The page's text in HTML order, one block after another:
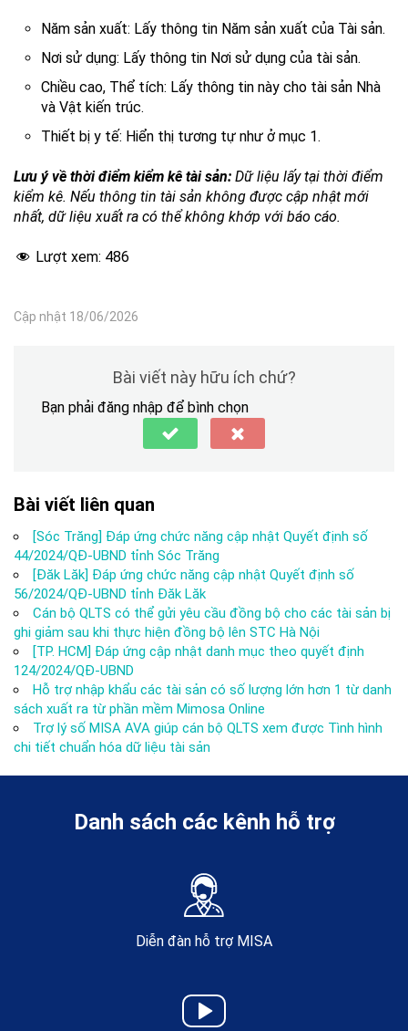
Năm sản xuất: Lấy thông tin Năm sản xuất của Tài sản.
Nơi sử dụng: Lấy thông tin Nơi sử dụng của tài sản.
Chiều cao, Thể tích: Lấy thông tin này cho tài sản Nhà
và Vật kiến trúc.
Thiết bị y tế: Hiển thị tương tự như ở mục 1.
Lưu ý về thời điểm kiểm kê tài sản: Dữ liệu lấy tại thời điểm
kiểm kê. Nếu thông tin tài sản không được cập nhật mới
nhất, dữ liệu xuất ra có thể không khớp với báo cáo.
Lượt xem: 486
Cập nhật 18/06/2026
Bài viết này hữu ích chứ?
Bạn phải đăng nhập để bình chọn
Bài viết liên quan
[Sóc Trăng] Đáp ứng chức năng cập nhật Quyết định số
44/2024/QĐ-UBND tỉnh Sóc Trăng
[Đăk Lăk] Đáp ứng chức năng cập nhật Quyết định số
56/2024/QĐ-UBND tỉnh Đăk Lăk
Cán bộ QLTS có thể gửi yêu cầu đồng bộ cho các tài sản bị
ghi giảm sau khi thực hiện đồng bộ lên STC Hà Nội
[TP. HCM] Đáp ứng cập nhật danh mục theo quyết định
124/2024/QĐ-UBND
Hỗ trợ nhập khẩu các tài sản có số lượng lớn hơn 1 từ danh
sách xuất ra từ phần mềm Mimosa Online
Trợ lý số MISA AVA giúp cán bộ QLTS xem được Tình hình
chi tiết chuẩn hóa dữ liệu tài sản
Danh sách các kênh hỗ trợ
Diễn đàn hỗ trợ MISA